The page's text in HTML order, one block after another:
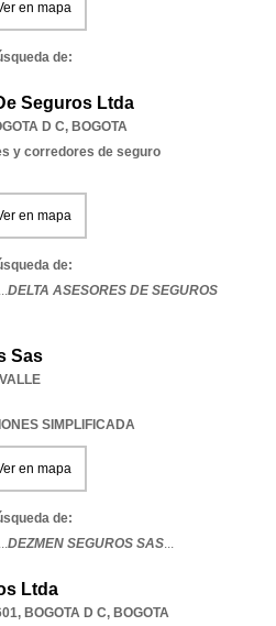
en mapa
de:
Seguros Ltda
D C, BOGOTA
y corredores de seguro
en mapa
de:
DELTA ASESORES DE SEGUROS
Sas
VALLE
SIMPLIFICADA
en mapa
de:
DEZMEN SEGUROS SAS...
Ltda
, BOGOTA D C, BOGOTA